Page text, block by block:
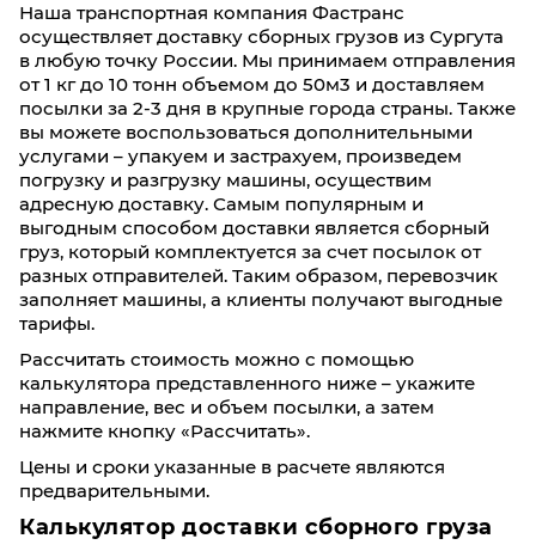
Наша транспортная компания Фастранс
осуществляет доставку сборных грузов из Cургута
в любую точку России. Мы принимаем отправления
от 1 кг до 10 тонн объемом до 50м3 и доставляем
посылки за 2-3 дня в крупные города страны. Также
вы можете воспользоваться дополнительными
услугами – упакуем и застрахуем, произведем
погрузку и разгрузку машины, осуществим
адресную доставку. Самым популярным и
выгодным способом доставки является сборный
груз, который комплектуется за счет посылок от
разных отправителей. Таким образом, перевозчик
заполняет машины, а клиенты получают выгодные
тарифы.
Рассчитать стоимость можно с помощью
калькулятора представленного ниже – укажите
направление, вес и объем посылки, а затем
нажмите кнопку «Рассчитать».
Цены и сроки указанные в расчете являются
предварительными.
Калькулятор доставки сборного груза